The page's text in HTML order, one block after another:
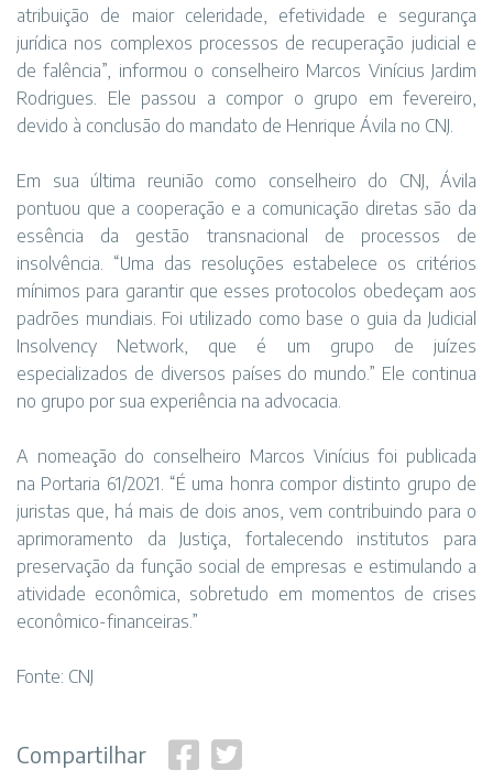
atribuição de maior celeridade, efetividade e segurança
jurídica nos complexos processos de recuperação judicial e
de falência”, informou o conselheiro Marcos Vinícius Jardim
Rodrigues. Ele passou a compor o grupo em fevereiro,
devido à conclusão do mandato de Henrique Ávila no CNJ.
Em sua última reunião como conselheiro do CNJ, Ávila
pontuou que a cooperação e a comunicação diretas são da
essência da gestão transnacional de processos de
insolvência. “Uma das resoluções estabelece os critérios
mínimos para garantir que esses protocolos obedeçam aos
padrões mundiais. Foi utilizado como base o guia da Judicial
Insolvency Network, que é um grupo de juízes
especializados de diversos países do mundo.” Ele continua
no grupo por sua experiência na advocacia.
A nomeação do conselheiro Marcos Vinícius foi publicada
na Portaria 61/2021. “É uma honra compor distinto grupo de
juristas que, há mais de dois anos, vem contribuindo para o
aprimoramento da Justiça, fortalecendo institutos para
preservação da função social de empresas e estimulando a
atividade econômica, sobretudo em momentos de crises
econômico-financeiras.”
Fonte: CNJ
Compartilhar